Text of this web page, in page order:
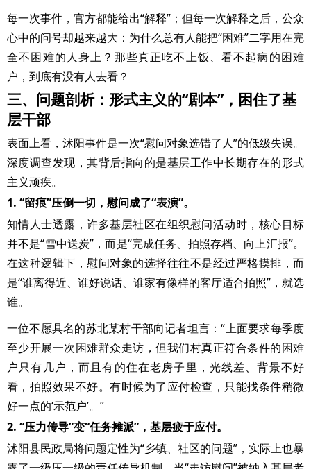
每一次事件，官方都能给出“解释”；但每一次解释之后，公众
心中的问号却越来越大：为什么总有人能把“困难”二字用在完
全不困难的人身上？那些真正吃不上饭、看不起病的困难
户，到底有没有人去看？
三、问题剖析：形式主义的“剧本”，困住了基
层干部
表面上看，沭阳事件是一次“慰问对象选错了人”的低级失误。
深度调查发现，其背后指向的是基层工作中长期存在的形式
主义顽疾。
1. “留痕”压倒一切，慰问成了“表演”。
知情人士透露，许多基层社区在组织慰问活动时，核心目标
并不是“雪中送炭”，而是“完成任务、拍照存档、向上汇报”。
在这种逻辑下，慰问对象的选择往往不是经过严格摸排，而
是“谁离得近、谁好说话、谁家有像样的客厅适合拍照”，就选
谁。
一位不愿具名的苏北某村干部向记者坦言：“上面要求每季度
至少开展一次困难群众走访，但我们村真正符合条件的困难
户只有几户，而且有的住在老房子里，光线差、背景不好
看，拍照效果不好。有时候为了应付检查，只能找条件稍微
好一点的‘示范户’。”
2. “压力传导”变“任务摊派”，基层疲于应付。
沭阳县民政局将问题定性为“乡镇、社区的问题”，实际上也暴